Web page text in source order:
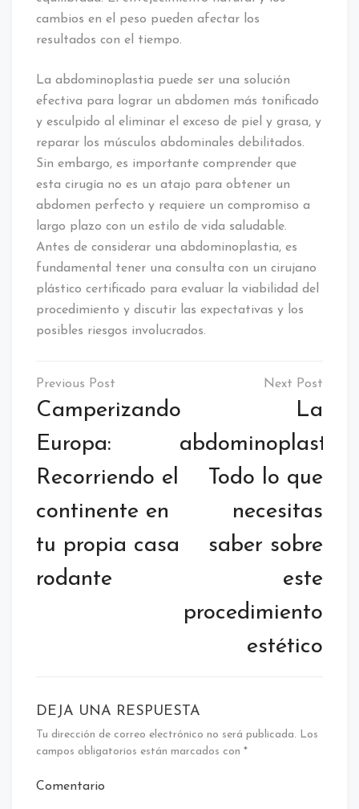
cambios en el peso pueden afectar los
resultados con el tiempo.
La abdominoplastia puede ser una solución
efectiva para lograr un abdomen más tonificado
y esculpido al eliminar el exceso de piel y grasa, y
reparar los músculos abdominales debilitados.
Sin embargo, es importante comprender que
esta cirugía no es un atajo para obtener un
abdomen perfecto y requiere un compromiso a
largo plazo con un estilo de vida saludable.
Antes de considerar una abdominoplastia, es
fundamental tener una consulta con un cirujano
plástico certificado para evaluar la viabilidad del
procedimiento y discutir las expectativas y los
posibles riesgos involucrados.
Navegación
de
entradas
Camperizando
Europa:
Recorriendo el
continente en
tu propia casa
rodante
La
abdominoplastia:
Todo lo que
necesitas
saber sobre
este
procedimiento
estético
DEJA UNA RESPUESTA
Tu dirección de correo electrónico no será publicada. Los
campos obligatorios están marcados con *
Comentario